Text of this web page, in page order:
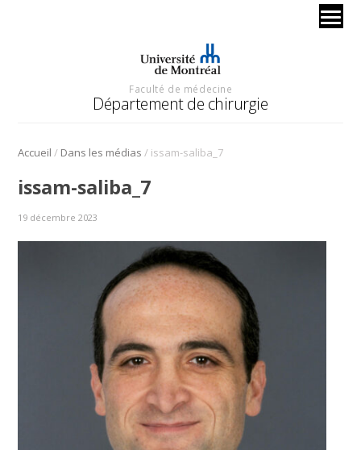
Faculté de médecine
Département de chirurgie
Accueil / Dans les médias / issam-saliba_7
issam-saliba_7
19 décembre 2023